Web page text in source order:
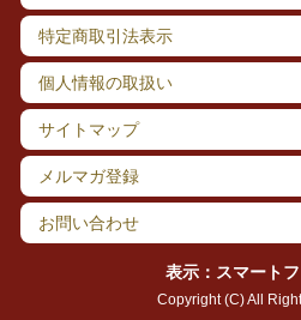
特定商取引法表示
個人情報の取扱い
サイトマップ
メルマガ登録
お問い合わせ
表示：スマートフ
Copyright (C) All